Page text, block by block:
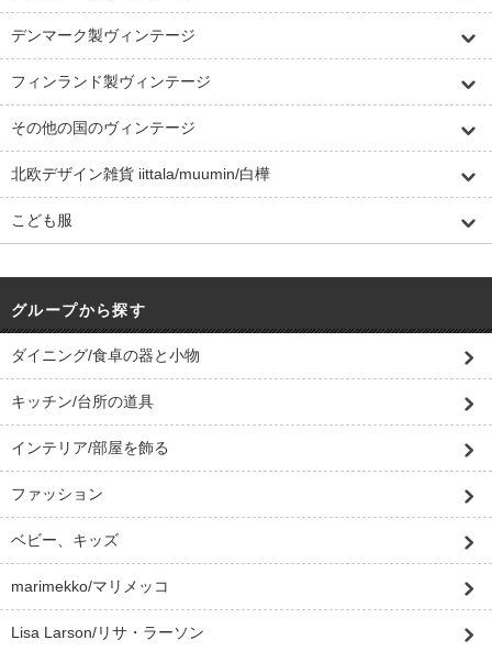
デンマーク製ヴィンテージ
フィンランド製ヴィンテージ
その他の国のヴィンテージ
北欧デザイン雑貨 iittala/muumin/白樺
こども服
グループから探す
ダイニング/食卓の器と小物
キッチン/台所の道具
インテリア/部屋を飾る
ファッション
ベビー、キッズ
marimekko/マリメッコ
Lisa Larson/リサ・ラーソン